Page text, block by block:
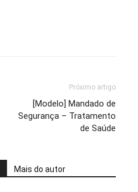
Próximo artigo
[Modelo] Mandado de
Segurança – Tratamento
de Saúde
Mais do autor